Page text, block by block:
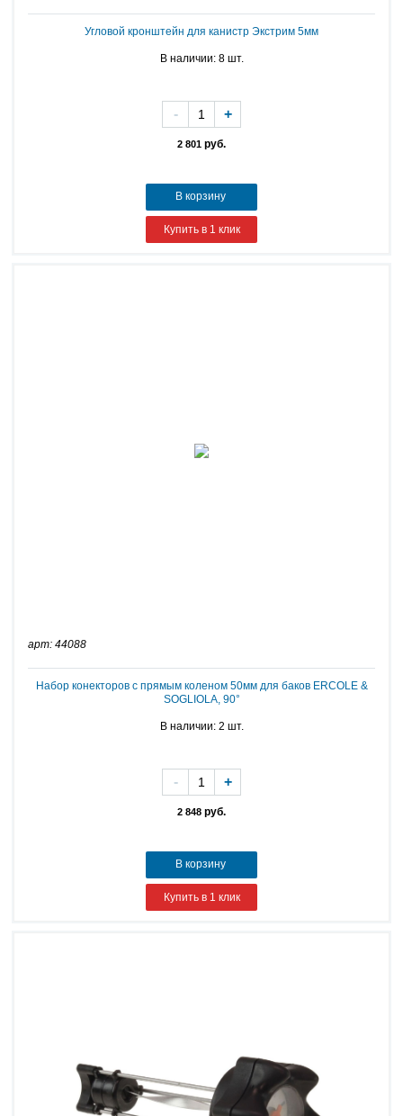
Угловой кронштейн для канистр Экстрим 5мм
В наличии: 8 шт.
2 801 руб.
- +
В корзину
Купить в 1 клик
арт: 44088
Набор конекторов с прямым коленом 50мм для баков ERCOLE &
SOGLIOLA, 90°
В наличии: 2 шт.
2 848 руб.
- +
В корзину
Купить в 1 клик